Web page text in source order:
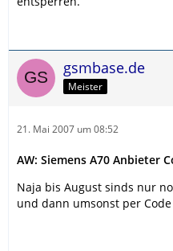
gsmbase.de
Meister
21. Mai 2007 um 08:52
AW: Siemens A70 Anbieter
Naja bis August sinds nur
und dann umsonst per Code